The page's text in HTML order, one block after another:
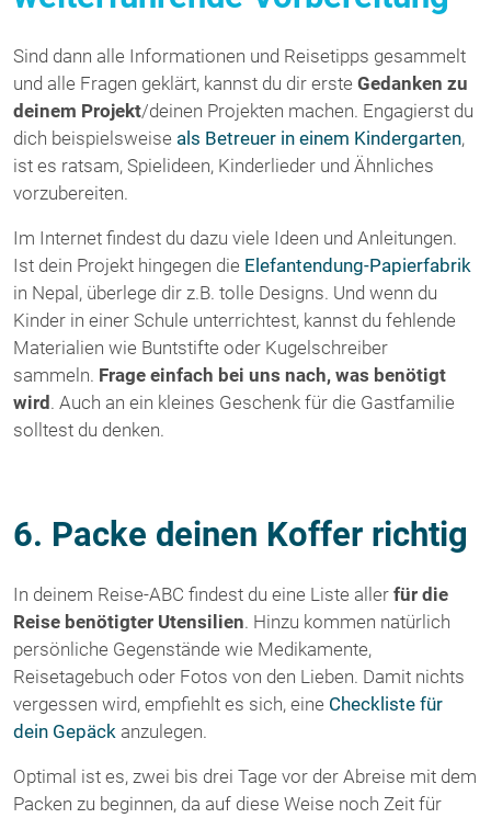
Sind dann alle Informationen und Reisetipps gesammelt
und alle Fragen geklärt, kannst du dir erste Gedanken zu
deinem Projekt/deinen Projekten machen. Engagierst du
dich beispielsweise als Betreuer in einem Kindergarten,
ist es ratsam, Spielideen, Kinderlieder und Ähnliches
vorzubereiten.
Im Internet findest du dazu viele Ideen und Anleitungen.
Ist dein Projekt hingegen die Elefantendung-Papierfabrik
in Nepal, überlege dir z.B. tolle Designs. Und wenn du
Kinder in einer Schule unterrichtest, kannst du fehlende
Materialien wie Buntstifte oder Kugelschreiber
sammeln. Frage einfach bei uns nach, was benötigt
wird. Auch an ein kleines Geschenk für die Gastfamilie
solltest du denken.
6. Packe deinen Koffer richtig
In deinem Reise-ABC findest du eine Liste aller für die
Reise benötigter Utensilien. Hinzu kommen natürlich
persönliche Gegenstände wie Medikamente,
Reisetagebuch oder Fotos von den Lieben. Damit nichts
vergessen wird, empfiehlt es sich, eine Checkliste für
dein Gepäck anzulegen.
Optimal ist es, zwei bis drei Tage vor der Abreise mit dem
Packen zu beginnen, da auf diese Weise noch Zeit für